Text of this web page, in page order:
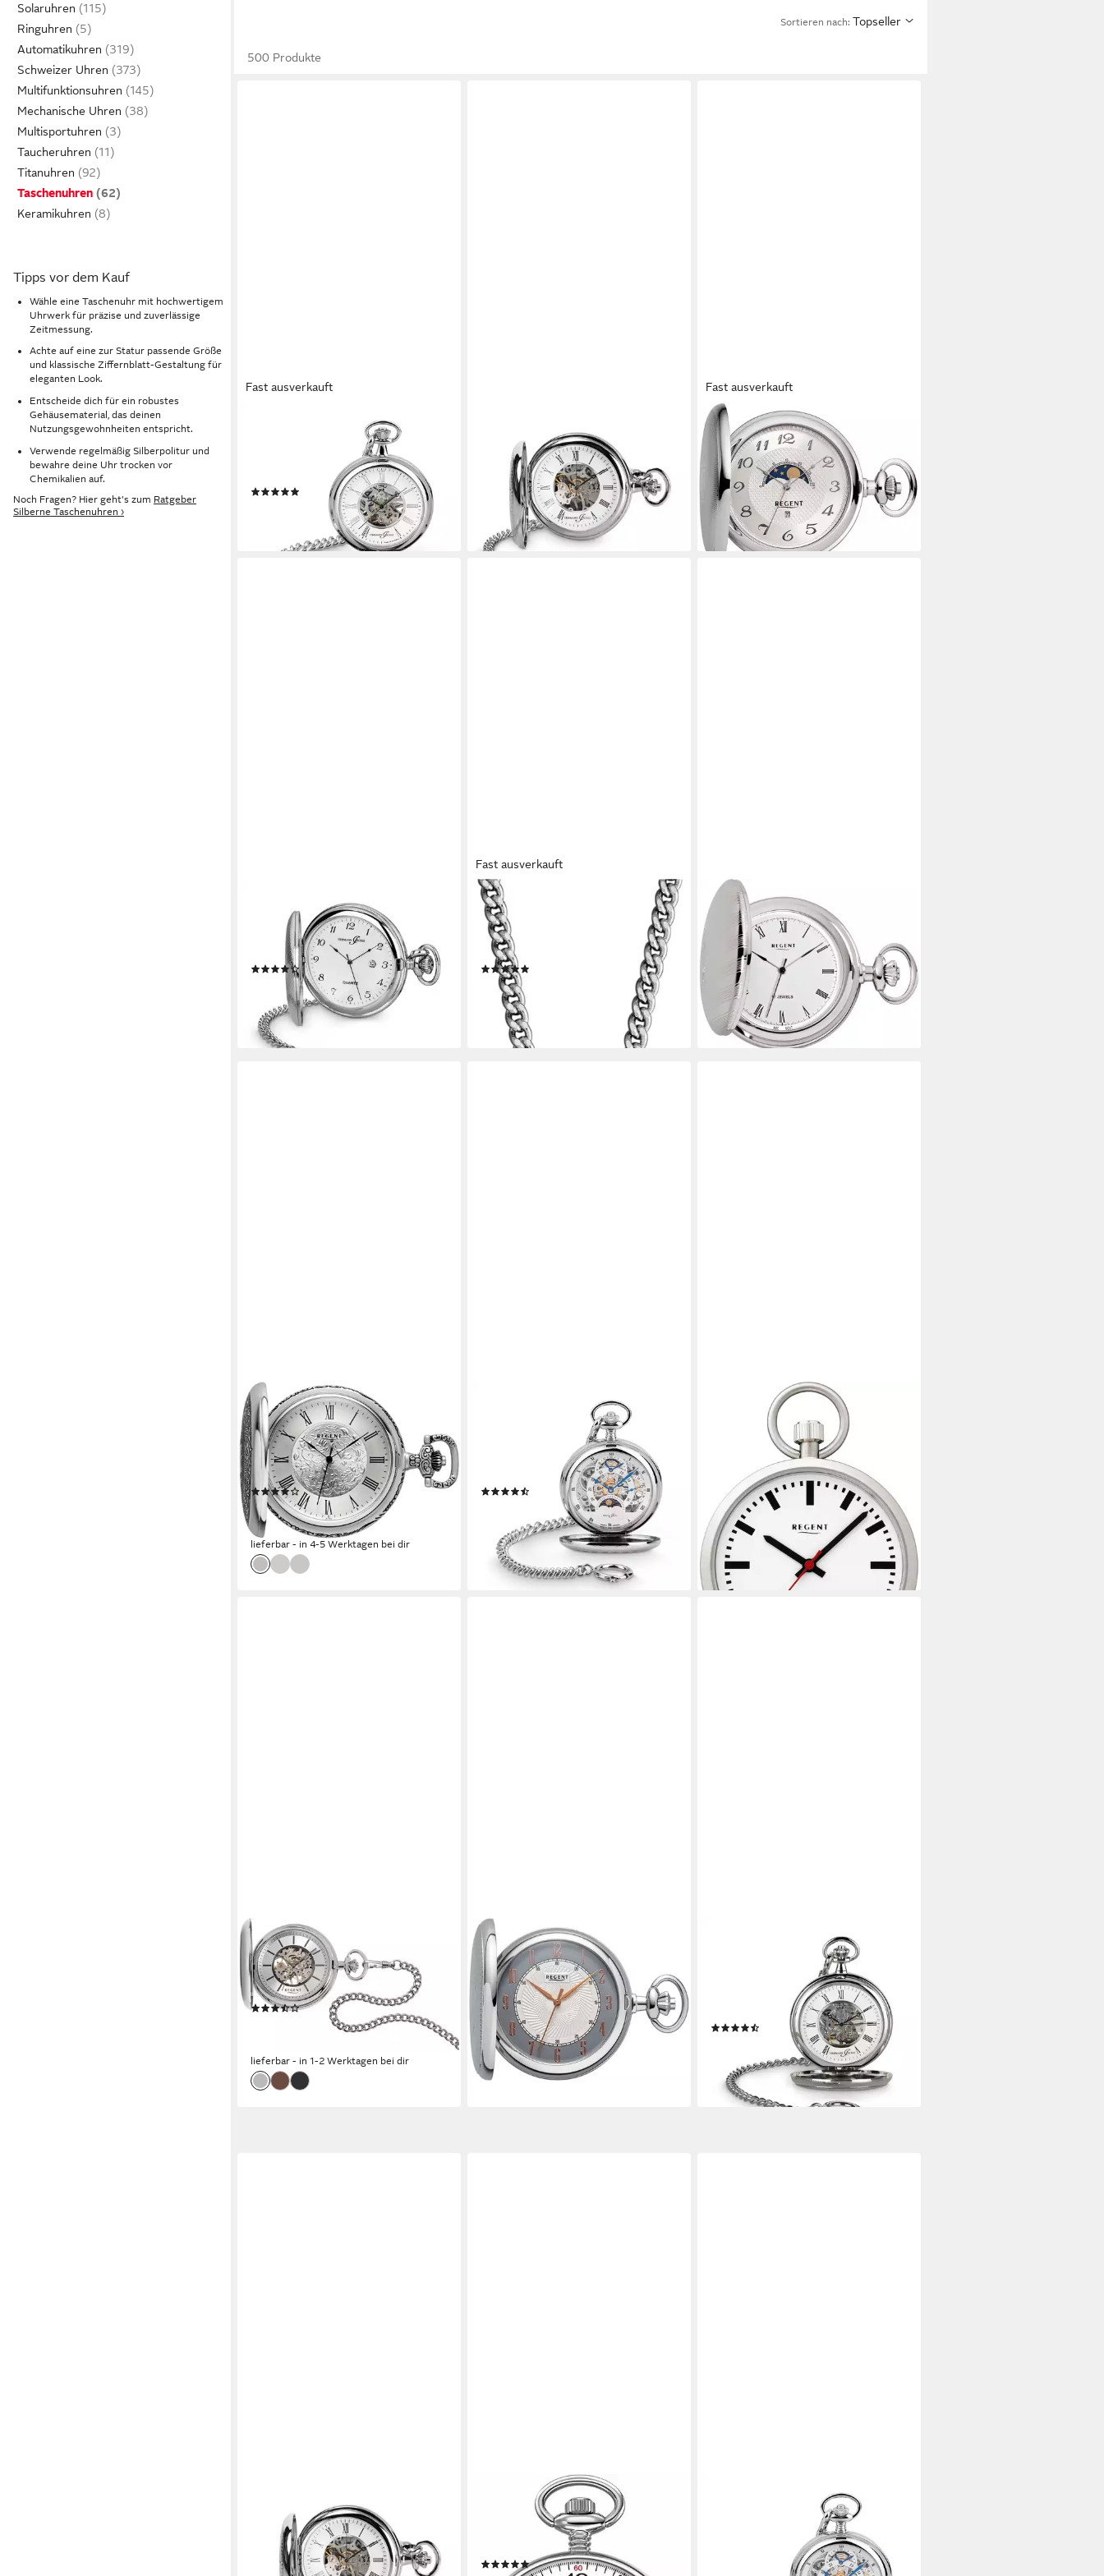
Solaruhren
Ringuhren
Automatikuhren
Schweizer Uhren
Multifunktionsuhren
Mechanische Uhren
Multisportuhren
Taucheruhren
Titanuhren
Taschenuhren
Keramikuhren
Tipps vor dem Kauf
Wähle eine Taschenuhr mit hochwertigem
Uhrwerk für präzise und zuverlässige
Zeitmessung.
Achte auf eine zur Statur passende Größe
und klassische Ziffernblatt-Gestaltung für
eleganten Look.
Entscheide dich für ein robustes
Gehäusematerial, das deinen
Nutzungsgewohnheiten entspricht.
Verwende regelmäßig Silberpolitur und
bewahre deine Uhr trocken vor
Chemikalien auf.
Noch Fragen? Hier geht's zum Ratgeber
Silberne Taschenuhren ›
Sortieren nach: Topseller
500 Produkte
Fast ausverkauft
Taschenuhr „Wien“ – Skelett,
Handaufzug, Mineralglas, (mit Kette
und Reiseetui), Made in Germany
lieferbar - in 2-3 Werktagen bei dir
Taschenuhr "Bayreuth II", Skelett-
Handaufzug, Mineralglas, 50 mm, inkl.
Kette & Reiseetui – Edle Herrenuhr
im klassischen Design
149,95 €
lieferbar - in 2-3 Werktagen bei dir
Fast ausverkauft
REGENT
Taschenuhr P730, (Set, 2-tlg., mit
Kette), Quarzuhr, Herrenuhr,
Mondphase, Datum, Acrylglas
140,62 € UVP158,00 €
-11%
lieferbar - in 1-2 Werktagen bei dir
Taschenuhr "Tübingen" Quarz mit
Datumsanzeige, 50 mm, inkl. Kette &
Reiseetui
(1)
109,95 €
lieferbar - in 2-3 Werktagen bei dir
Fast ausverkauft
REGENT
Kettenuhr P766, (Set, 2-tlg., mit dazu
passender Kette), Quarzuhr,
Damenuhr
89,90 €
lieferbar - in 1-2 Werktagen bei dir
REGENT
Taschenuhr P718-19437740, (Set,
2-tlg., mit dazu passender Kette),
Herrenuhr, Handaufzug, Acrylglas,
Geschenkidee
131,72 €
UVP 148,00 €
-11%
lieferbar - in 1-2 Werktagen bei dir
REGENT
Taschenuhr P723-19457740, (Set,
2-tlg., mit dazu passender Kette),
Herrenuhr, Handaufzug, Acrylglas,
Geschenkidee
(1)
ab 149,95 € UVP 168,00 €
-11%
lieferbar - in 4-5 Werktagen bei dir
Taschenuhr "Calw" Skelett-Design,
Handaufzug, Mineralglas, mit extra
starker Kette & Reiseetui – Made in
Germany, 50 mm
lieferbar - in 2-3 Werktagen bei dir
Taschenuhr Regent Taschenuhr für
Damen Herren P-41, (Analoguhr),
Herren Taschenuhr rund, groß (ca.
43mm), Metall verchromt, Elegant
63,61 €
lieferbar - in 2-3 Werktagen bei dir
REGENT
Taschenuhr P769, (Set, 2-tlg., mit
Kette), Herrenuhr, Handaufzug,
Acrylglas
(2)
UVP168,00 €
lieferbar - in 1-2 Werktagen bei dir
REGENT
Taschenuhr P729-19477729, (Set,
2-tlg., mit dazu passender Kette),
Quarzuhr, Herrenuhr, Acrylglas,
Geschenkidee
87,92 € UVP109,90 €
-20%
lieferbar - in 1-2 Werktagen bei dir
Taschenuhr "Bayreuth", Skelett-
Handaufzug, Mineralglas, 50 mm, inkl.
Kette & Reiseetui – Klassische
Herrenuhr im Vintage-Stil
lieferbar - in 2-3 Werktagen bei dir
Taschenuhr "Bayreuth II", Skelett-
Handaufzug, Mineralglas, 50 mm, inkl.
Kette & Reiseetui – Edle Herrenuhr
im klassischen Design
Taschenuhr F2019/1, (Set, 2-tlg.,
inkl. Kette), Quarzuhr, Herrenuhr,
(4)
Taschenuhr "Calw" Skelett-Design,
Handaufzug, Mineralglas, mit extra
starker Kette & Reiseetui – Made in
Germany, 50 mm